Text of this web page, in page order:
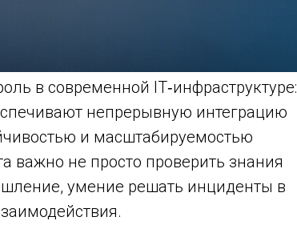
в современной IT‑инфраструктуре:
непрерывную интеграцию
и масштабируемостью
важно не просто проверить знания
умение решать инциденты в